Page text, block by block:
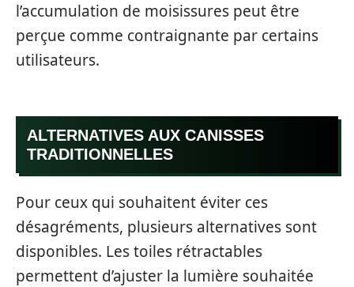
l’accumulation de moisissures peut être
perçue comme contraignante par certains
utilisateurs.
ALTERNATIVES AUX CANISSES
TRADITIONNELLES
Pour ceux qui souhaitent éviter ces
désagréments, plusieurs alternatives sont
disponibles. Les toiles rétractables
permettent d’ajuster la lumière souhaitée